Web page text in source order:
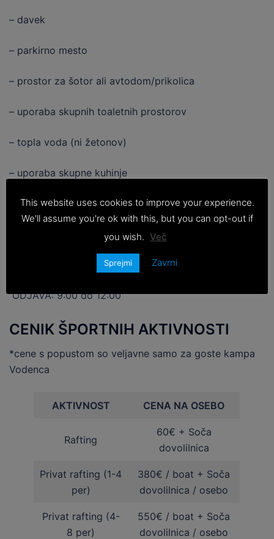
– davek
– parkirno mesto
– prostor za šotor ali avtodom/prikolica
– uporaba skupnih toaletnih prostorov
– topla voda (ni žetonov)
– uporaba skupne kuhinje
– uporaba pokritih prostorov s klopmi
– brezplačen WiFi pri recepciji
PRIJAVA: 16:00 do 20:00
ODJAVA: 9:00 do 12:00
CENIK ŠPORTNIH AKTIVNOSTI
*cene s popustom so veljavne samo za goste kampa
Vodenca
AKTIVNOST CENA NA OSEBO
Rafting
60€ + Soča
dovolilnica
Privat rafting (1-4
per)
380€ / boat + Soča
dovolilnica / osebo
Privat rafting (4-
8 per)
550€ / boat + Soča
dovolilnica / osebo
This website uses cookies to improve your experience.
We'll assume you're ok with this, but you can opt-out if
you wish. Več
Sprejmi Zavrni